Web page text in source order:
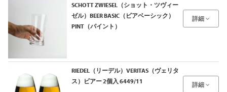
SCHOTT ZWIESEL（ショット・ツヴィー
ゼル）BEER BASIC（ビアベーシック）
PINT（パイント）
詳細
RIEDEL（リーデル）VERITAS（ヴェリタ
ス）ビアー 2個入 6449/11
詳細